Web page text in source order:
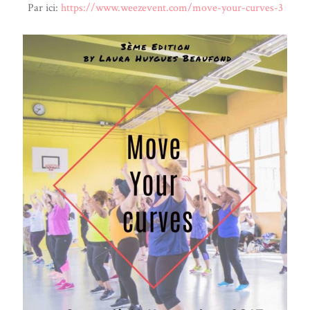
Par ici: https://www.weezevent.com/move-your-curves-3